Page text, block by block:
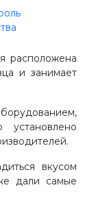
расположена
и занимает
установлено
вкусом
дали самые